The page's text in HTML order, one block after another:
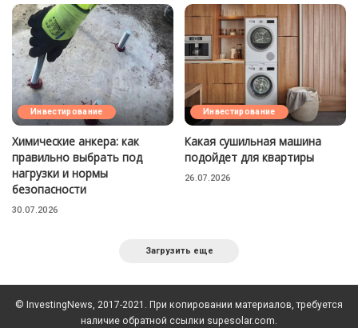
Инвестирование
Химические анкера: как
правильно выбрать под
нагрузки и нормы
безопасности
30.07.2026
Инвестирование
Какая сушильная машина
подойдет для квартиры
26.07.2026
Загрузить еще
© InvestingNews, 2017-2021. При копировании материалов, требуется
наличие обратной ссылки supesolar.com.